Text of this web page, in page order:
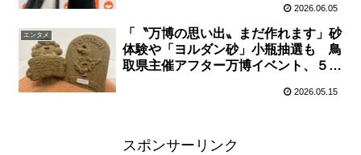
2026.06.05
エンタメ
「〝万博の思い出〟まだ作れます」砂
体験や「ヨルダン砂」小瓶抽選も 鳥
取県主催アフター万博イベント、５月
2026.05.15
スポンサーリンク